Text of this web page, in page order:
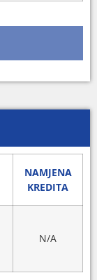
NAMJENA
KREDITA
N/A